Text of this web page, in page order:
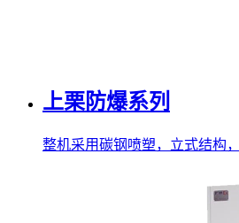
上栗防爆系列
整机采用碳钢喷塑，立式结构